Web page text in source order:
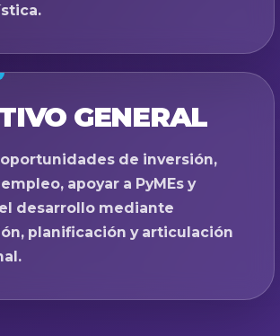
GENERAL
de inversión,
apoyar a PyMEs y
desarrollo mediante
planificación y articulación